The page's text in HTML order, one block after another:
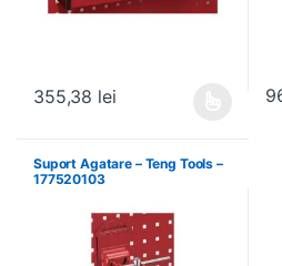
355,38 lei
Suport Agatare – Teng Tools –
177520103